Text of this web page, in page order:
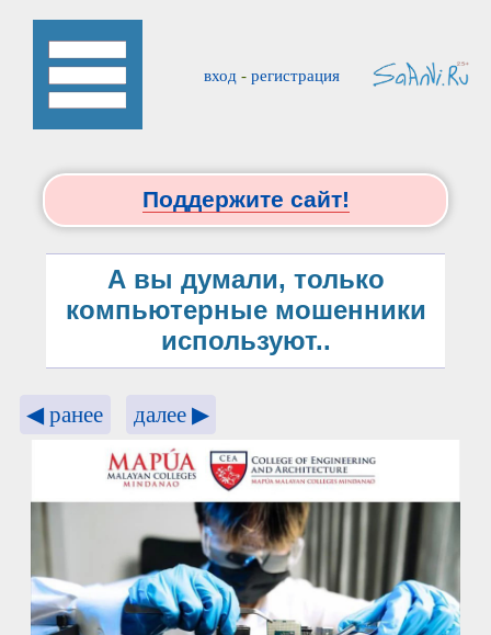
вход - регистрация
Поддержите сайт!
А вы думали, только
компьютерные мошенники
используют..
◀ ранее далее ▶